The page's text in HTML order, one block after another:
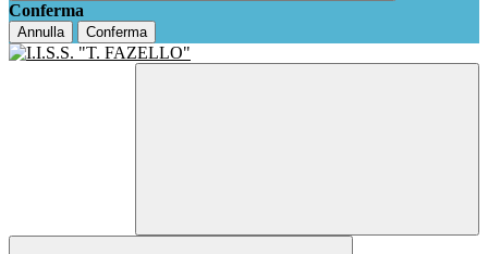
Conferma
Annulla Conferma